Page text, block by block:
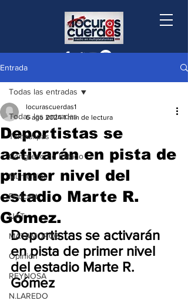
Entrada
Todas las entradas
Tamaulipas
Congreso de Estado
Municipios
Podcast
UAT
MATAMOROS
Opinión
REYNOSA
N.LAREDO
Todas las entradas
Deportistas se
activarán en pista de
primer nivel del
estadio Marte R.
Gómez.
locurascuerdas1
6 ago 2024 1 min de lectura
Deportistas se activarán
en pista de primer nivel
del estadio Marte R.
Gómez